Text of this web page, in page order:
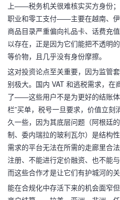
上——税务机关很难核实买方身份
职业和零工支付——主要在越南、
商品目录严重偏向礼品卡、话费
以存在，正是因为它们能把不透明
等价物，且几乎没有身份摩擦。
这对投资论点至关重要，因为监管
别极大。国内 VAT 和逃税需求，在
了——这些用户不是为更好的结账
栏”买单，税号一旦要求，价值立
久一些，因为其底层问题（阿根廷
制、委内瑞拉的玻利瓦尔）是结构
需求的平台无法在所需的走廊里合
注册、不能进行定价融资、也不
而这些合作才是让它们有护城河的关
能在合规化中存活下来的机会面窄